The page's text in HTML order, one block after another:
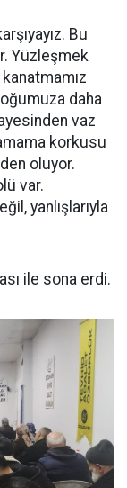
Bu
Yüzleşmek
kanatmamız
daha
vaz
korkusu
oluyor.
var.
yanlışlarıyla
ile sona erdi.